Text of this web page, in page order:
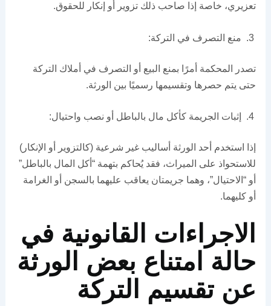
تعزيري، خاصة إذا صاحب ذلك تزوير أو إنكار للحقوق.
منع التصرف في التركة:
تصدر المحكمة أمرًا بمنع البيع أو التصرف في أملاك التركة
حتى يتم حصرها وتقسيمها رسميًا بين الورثة.
إثبات الجريمة كأكل مال بالباطل أو نصب واحتيال:
إذا استخدم أحد الورثة أساليب غير شرعية (كالتزوير أو الإنكار)
للاستحواذ على الميراث، فقد يُحاكم بتهمة “أكل المال بالباطل”
أو “الاحتيال”، وهما جريمتان يعاقب عليهما بالسجن أو الغرامة
أو كليهما.
الاجراءات القانونية في
حالة امتناع بعض الورثة
عن تقسيم التركة